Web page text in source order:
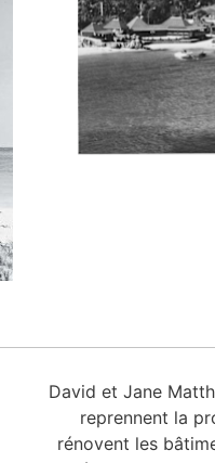
David et Jane
reprennent la
rénovent les